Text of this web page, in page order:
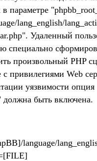
параметре
lang_english/
Удаленный
специально
произвольный PHP
с привилегиями Web
уязвимости опция
должна быть включена.
language/